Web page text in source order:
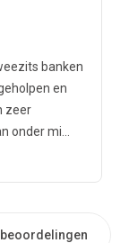
banken
en
zeer
onder mi...